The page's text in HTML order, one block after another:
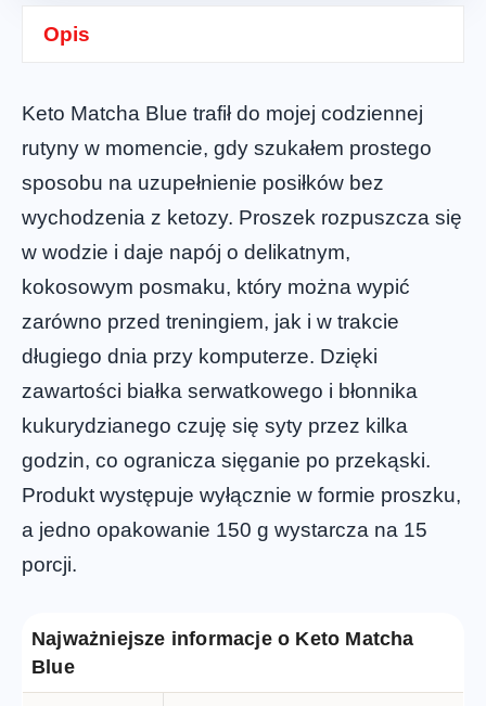
Opis
Keto Matcha Blue trafił do mojej codziennej
rutyny w momencie, gdy szukałem prostego
sposobu na uzupełnienie posiłków bez
wychodzenia z ketozy. Proszek rozpuszcza się
w wodzie i daje napój o delikatnym,
kokosowym posmaku, który można wypić
zarówno przed treningiem, jak i w trakcie
długiego dnia przy komputerze. Dzięki
zawartości białka serwatkowego i błonnika
kukurydzianego czuję się syty przez kilka
godzin, co ogranicza sięganie po przekąski.
Produkt występuje wyłącznie w formie proszku,
a jedno opakowanie 150 g wystarcza na 15
porcji.
Najważniejsze informacje o Keto Matcha
Blue